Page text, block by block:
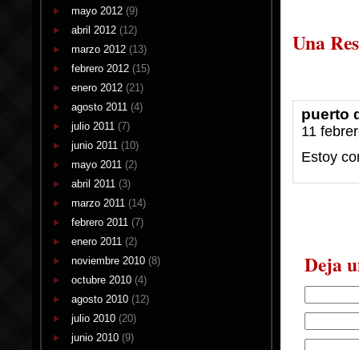
mayo 2012 (9)
abril 2012 (12)
marzo 2012 (13)
febrero 2012 (15)
enero 2012 (21)
agosto 2011 (4)
julio 2011 (7)
junio 2011 (10)
mayo 2011 (2)
abril 2011 (3)
marzo 2011 (14)
febrero 2011 (7)
enero 2011 (2)
noviembre 2010 (8)
octubre 2010 (4)
agosto 2010 (12)
julio 2010 (20)
junio 2010 (9)
Una
puerto
11
Estoy
Deja